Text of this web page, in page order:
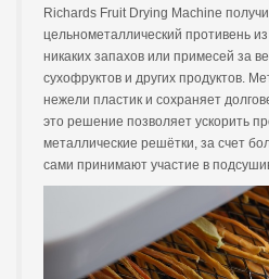
Richards Fruit Drying Machine
цельнометаллический противень
никаких запахов или примесей за
сухофруктов и других продуктов.
нежели пластик и сохраняет
это решение позволяет ускорить
металлические решётки, за счет
сами принимают участие в